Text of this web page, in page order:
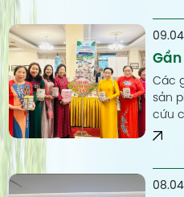
tại
Các
sản
cứu